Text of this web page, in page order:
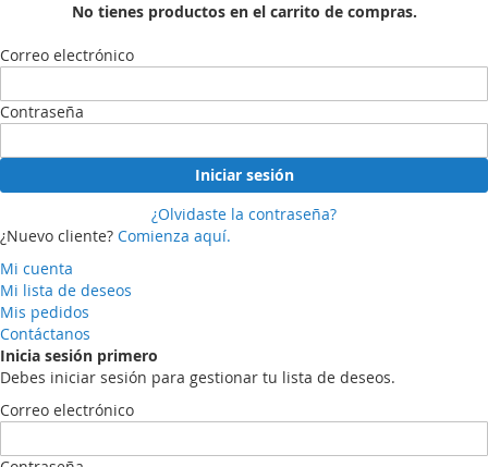
No tienes productos en el carrito de compras.
Correo electrónico
Contraseña
Iniciar sesión
¿Olvidaste la contraseña?
¿Nuevo cliente? Comienza aquí.
Mi cuenta
Mi lista de deseos
Mis pedidos
Contáctanos
Inicia sesión primero
Debes iniciar sesión para gestionar tu lista de deseos.
Correo electrónico